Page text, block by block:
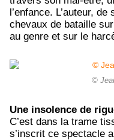
l’enfance. L’auteur,
chevaux de bataille
au genre et sur le
©
Une insolence de
C’est dans la trame
s’inscrit ce spectacle